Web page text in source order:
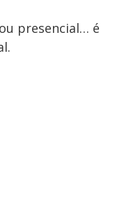
presencial… é